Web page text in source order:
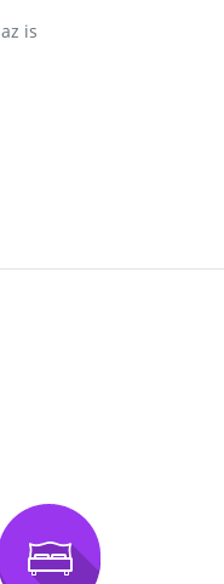
is